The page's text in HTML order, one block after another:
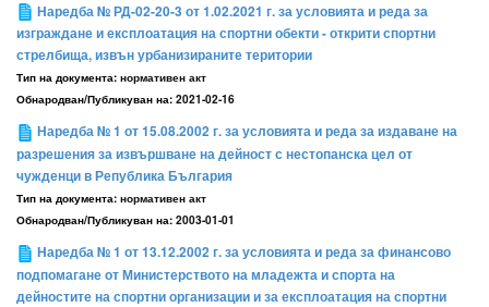
Наредба № РД-02-20-3 от 1.02.2021 г. за условията и реда за
изграждане и експлоатация на спортни обекти - открити спортни
стрелбища, извън урбанизираните територии
Тип на документа: нормативен акт
Обнародван/Публикуван на: 2021-02-16
Наредба № 1 от 15.08.2002 г. за условията и реда за издаване на
разрешения за извършване на дейност с нестопанска цел от
чужденци в Република България
Тип на документа: нормативен акт
Обнародван/Публикуван на: 2003-01-01
Наредба № 1 от 13.12.2002 г. за условията и реда за финансово
подпомагане от Министерството на младежта и спорта на
дейностите на спортни организации и за експлоатация на спортни